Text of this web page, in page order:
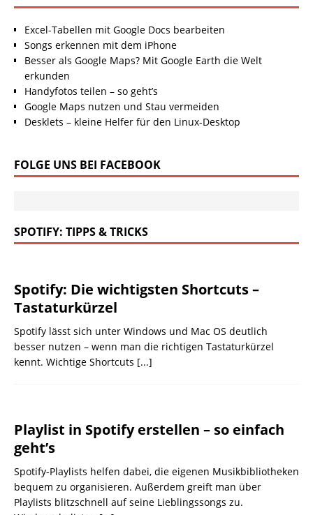
Excel-Tabellen mit Google Docs bearbeiten
Songs erkennen mit dem iPhone
Besser als Google Maps? Mit Google Earth die Welt
erkunden
Handyfotos teilen – so geht’s
Google Maps nutzen und Stau vermeiden
Desklets – kleine Helfer für den Linux-Desktop
FOLGE UNS BEI FACEBOOK
SPOTIFY: TIPPS & TRICKS
Spotify: Die wichtigsten Shortcuts –
Tastaturkürzel
Spotify lässt sich unter Windows und Mac OS deutlich
besser nutzen – wenn man die richtigen Tastaturkürzel
kennt. Wichtige Shortcuts [...]
Playlist in Spotify erstellen – so einfach
geht’s
Spotify-Playlists helfen dabei, die eigenen Musikbibliotheken
bequem zu organisieren. Außerdem greift man über
Playlists blitzschnell auf seine Lieblingssongs zu.